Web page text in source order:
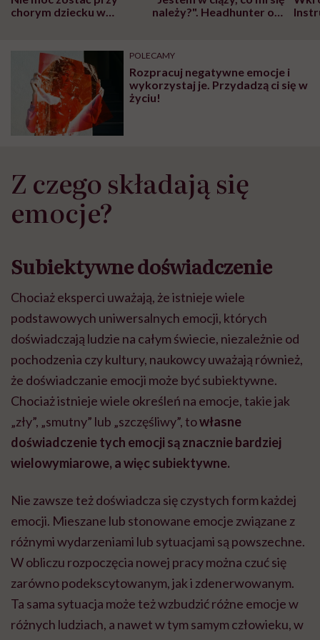
chorym dziecku w
może chyba tylko
głupota i brak
wyobraźni"
należy?". Headhunter o
pracy
POLECAMY
Rozpracuj negatywne emocje i
wykorzystaj je. Przydadzą ci się w
życiu!
Z czego składają się
emocje?
Subiektywne doświadczenie
Chociaż eksperci uważają, że istnieje wiele
podstawowych uniwersalnych emocji, których
doświadczają ludzie na całym świecie, niezależnie od
pochodzenia czy kultury, naukowcy uważają również,
że doświadczanie emocji może być subiektywne.
Chociaż istnieje wiele określeń na emocje, takie jak
„zły”, „smutny” lub „szczęśliwy”, towłasne
doświadczenie tych emocji są znacznie bardziej
wielowymiarowe, a więc subiektywne.
Nie zawsze też doświadcza się czystych form każdej
emocji. Mieszane lub stonowane emocje związane z
różnymi wydarzeniami lub sytuacjami są powszechne.
W obliczu rozpoczęcia nowej pracy można czuć się
zarówno podekscytowanym, jak i zdenerwowanym.
Ta sama sytuacja może też wzbudzić różne emocje w
różnych ludziach, a nawet w tym samym człowieku, w